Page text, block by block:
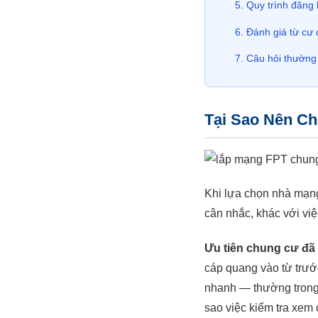
Quy trình đăng
Đánh giá từ cư
Câu hỏi
Tại Sao Nên
Khi lựa chọn nhà
cân nhắc, khác với
Ưu tiên chung cư đã
cáp quang vào từ
nhanh — thường
sao việc kiểm tra